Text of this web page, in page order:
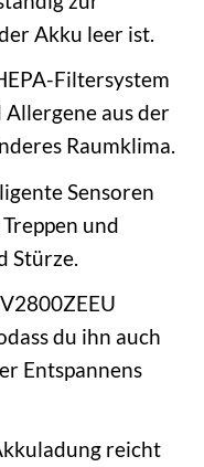
Akku leer ist.
Filtersystem
aus der
Raumklima.
Sensoren
und
Stürze.
du ihn auch
Entspannens
reicht